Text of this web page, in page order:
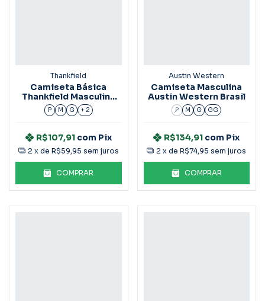
Thankfield
Camiseta Básica
Thankfield Masculina
9053
P M G + 2
R$107,91 com Pix
2 x de R$59,95 sem juros
COMPRAR
Austin Western
Camiseta Masculina
Austin Western Brasil
P M G GG
R$134,91 com Pix
2 x deR$74,95 sem juros
COMPRAR